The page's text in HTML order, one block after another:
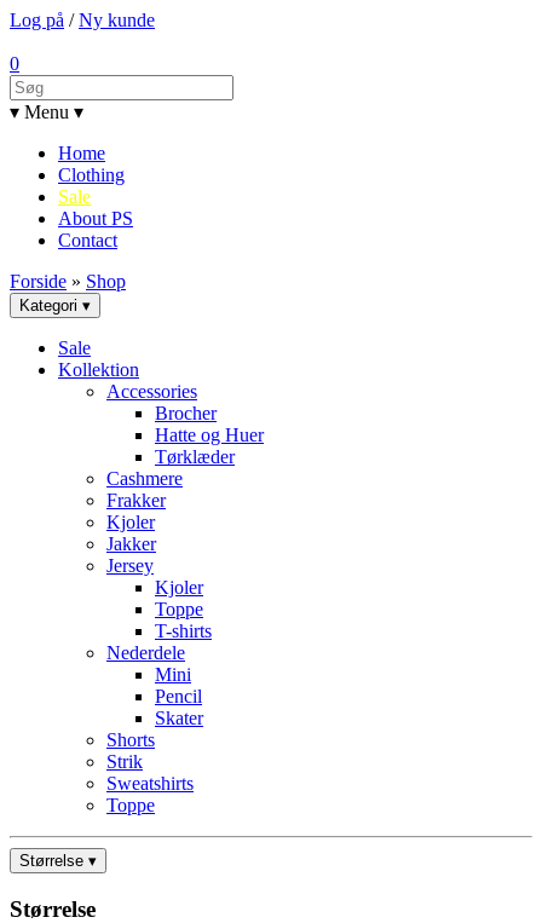
Log på /Ny kunde
0
▾ Menu ▾
Home
Clothing
Sale
About PS
Contact
Forside » Shop
Kategori ▾
Sale
Kollektion
Accessories
Brocher
Hatte og Huer
Tørklæder
Cashmere
Frakker
Kjoler
Jakker
Jersey
Kjoler
Toppe
T-shirts
Nederdele
Mini
Pencil
Skater
Shorts
Strik
Sweatshirts
Toppe
Størrelse ▾
Størrelse